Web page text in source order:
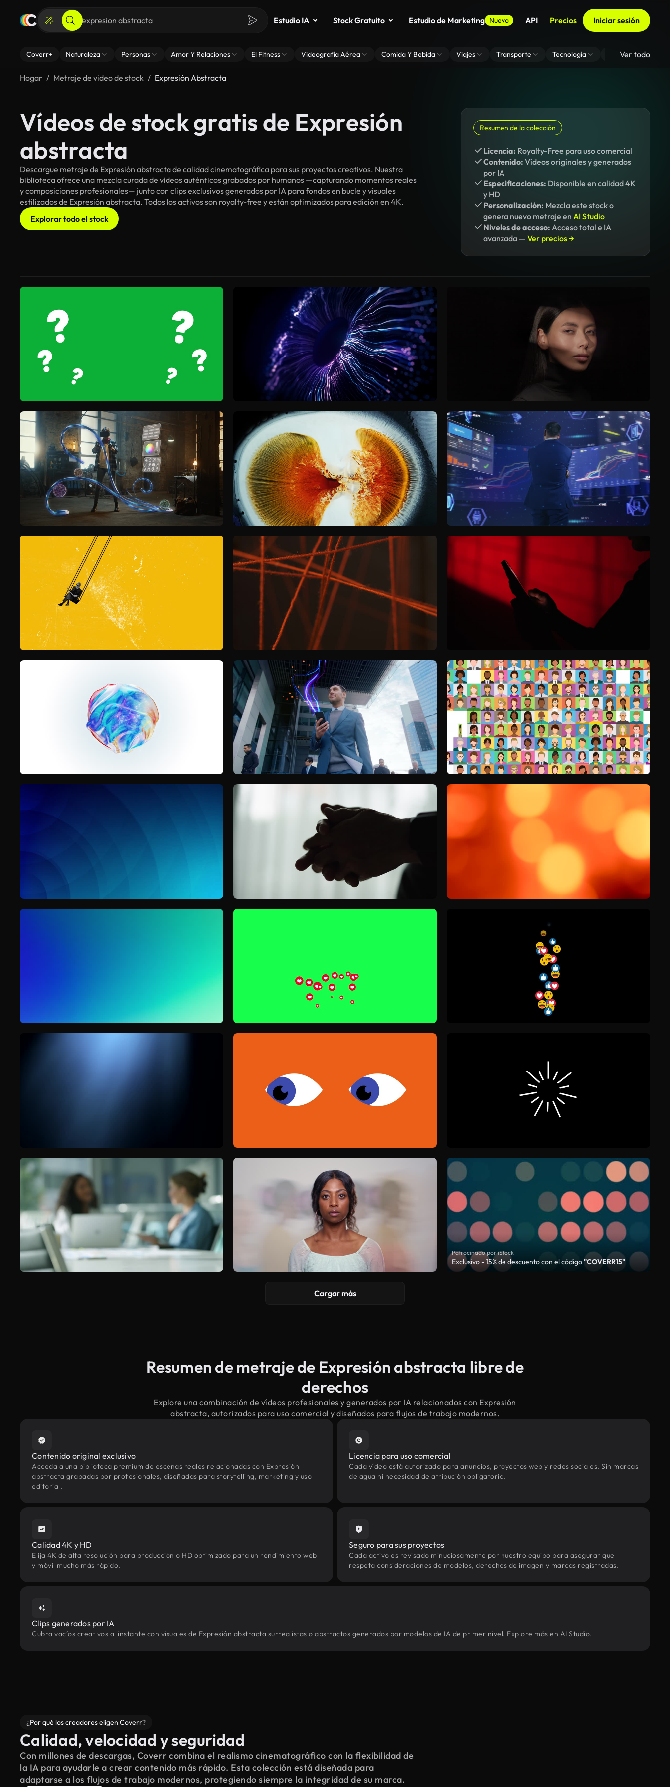
Estudio IA Stock Gratuito Estudio de Marketing Nuevo API Precios Iniciar sesión
Coverr+ Naturaleza Personas Amor Y Relaciones El Fitness Videografía Aérea Comida Y Bebida Viajes Transporte Tecnología Zoom De Fondo
Ver todo
Hogar Metraje de video de stock Expresión Abstracta
Vídeos de stock gratis de Expresión
abstracta
Descargue metraje de Expresión abstracta de calidad cinematográfica para sus proyectos creativos. Nuestra
biblioteca ofrece una mezcla curada de vídeos auténticos grabados por humanos —capturando momentos reales
y composiciones profesionales— junto con clips exclusivos generados por IA para fondos en bucle y visuales
estilizados de Expresión abstracta. Todos los activos son royalty-free y están optimizados para edición en 4K.
Explorar todo el stock
Resumen de la colección
Licencia: Royalty-Free para uso comercial
Contenido: Vídeos originales y generados
por IA
Especificaciones: Disponible en calidad 4K
y HD
Personalización: Mezcla este stock o
genera nuevo metraje en AI Studio
Niveles de acceso: Acceso total e IA
avanzada — Ver precios →
Patrocinado por iStock
Exclusivo - 15% de descuento con el código"COVERR15"
Cargar más
Resumen de metraje de Expresión abstracta libre de
derechos
Explore una combinación de vídeos profesionales y generados por IA relacionados con Expresión
abstracta, autorizados para uso comercial y diseñados para flujos de trabajo modernos.
Contenido original exclusivo
Acceda a una biblioteca premium de escenas reales relacionadas con Expresión
abstracta grabadas por profesionales, diseñadas para storytelling, marketing y uso
editorial.
Licencia para uso comercial
Cada vídeo está autorizado para anuncios, proyectos web y redes sociales. Sin marcas
de agua ni necesidad de atribución obligatoria.
Calidad 4K y HD
Elija 4K de alta resolución para producción o HD optimizado para un rendimiento web
y móvil mucho más rápido.
Seguro para sus proyectos
Cada activo es revisado minuciosamente por nuestro equipo para asegurar que
respeta consideraciones de modelos, derechos de imagen y marcas registradas.
Clips generados por IA
Cubra vacíos creativos al instante con visuales de Expresión abstracta surrealistas o abstractos generados por modelos de IA de primer nivel. Explore más en AI Studio.
¿Por qué los creadores eligen Coverr?
Calidad, velocidad y seguridad
Con millones de descargas, Coverr combina el realismo cinematográfico con la flexibilidad de
la IA para ayudarle a crear contenido más rápido. Esta colección está diseñada para
adaptarse a los flujos de trabajo modernos, protegiendo siempre la integridad de su marca.